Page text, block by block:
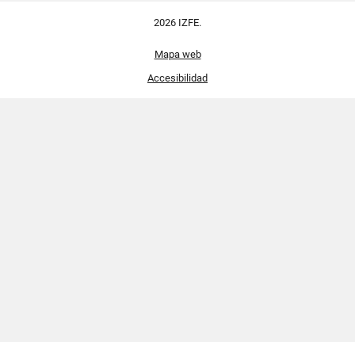
2026 IZFE.
Mapa web
Accesibilidad